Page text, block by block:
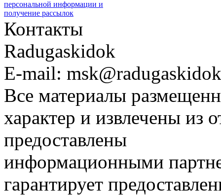
персональной информации и
получение рассылок
Контакты
Radugaskidok
E-mail:
Все материалы
характер и извлечены из
предоставлены
информационными
гарантирует